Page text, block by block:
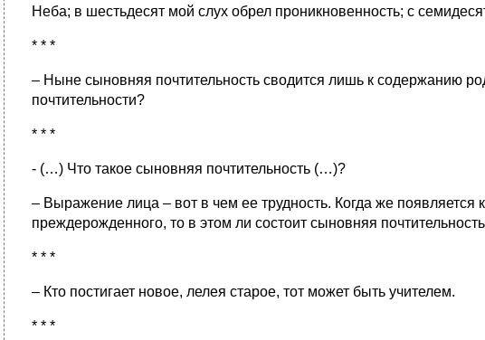
Неба; в шестьдесят мой слух обрел проникновенность; с
* * *
– Ныне сыновняя почтительность сводится лишь к содержанию
почтительности?
* * *
- (…) Что такое сыновняя почтительность (…)?
– Выражение лица – вот в чем ее трудность. Когда же
преждерожденного, то в этом ли состоит сыновняя
* * *
– Кто постигает новое, лелея старое, тот может быть учителем.
* * *